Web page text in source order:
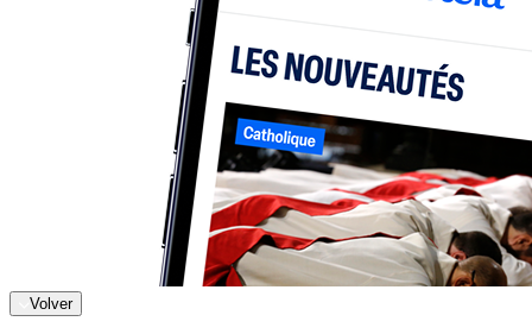
Volver